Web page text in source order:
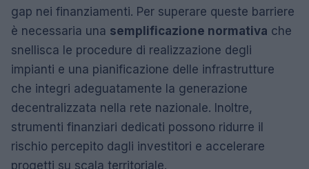
gap nei finanziamenti. Per superare queste barriere
è necessaria una semplificazione normativa che
snellisca le procedure di realizzazione degli
impianti e una pianificazione delle infrastrutture
che integri adeguatamente la generazione
decentralizzata nella rete nazionale. Inoltre,
strumenti finanziari dedicati possono ridurre il
rischio percepito dagli investitori e accelerare
progetti su scala territoriale.